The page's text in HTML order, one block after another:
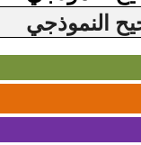
النموذجي